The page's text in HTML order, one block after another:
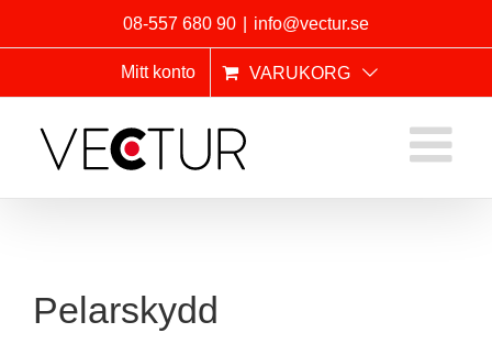
innehållet
08-557 680 90 info@vectur.se
Mitt konto VARUKORG
Pelarskydd